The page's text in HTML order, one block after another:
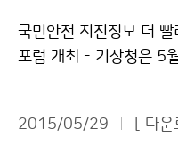
국민안전 지진정보 더
포럼 개최 - 기상청은 5
기경보서비스의 안정적
2015/05/29 [ 다